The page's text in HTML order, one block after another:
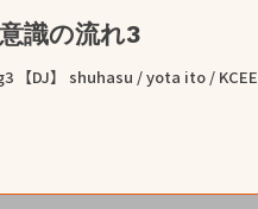
識の流れ3
【DJ】 shuhasu / yota ito / KCEE